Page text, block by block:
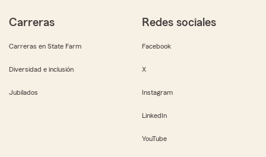
Carreras
Carreras en State Farm
Diversidad e inclusión
Jubilados
Redes sociales
Facebook
X
Instagram
LinkedIn
YouTube